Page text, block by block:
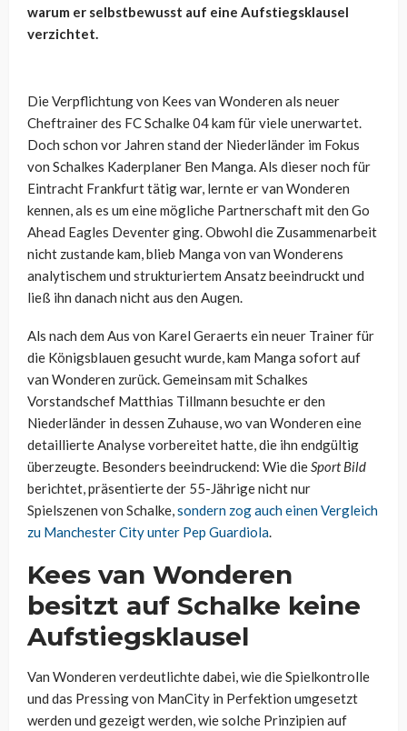
warum er selbstbewusst auf eine Aufstiegsklausel
verzichtet.
Die Verpflichtung von Kees van Wonderen als neuer
Cheftrainer des FC Schalke 04 kam für viele unerwartet.
Doch schon vor Jahren stand der Niederländer im Fokus
von Schalkes Kaderplaner Ben Manga. Als dieser noch für
Eintracht Frankfurt tätig war, lernte er van Wonderen
kennen, als es um eine mögliche Partnerschaft mit den Go
Ahead Eagles Deventer ging. Obwohl die Zusammenarbeit
nicht zustande kam, blieb Manga von van Wonderens
analytischem und strukturiertem Ansatz beeindruckt und
ließ ihn danach nicht aus den Augen.
Als nach dem Aus von Karel Geraerts ein neuer Trainer für
die Königsblauen gesucht wurde, kam Manga sofort auf
van Wonderen zurück. Gemeinsam mit Schalkes
Vorstandschef Matthias Tillmann besuchte er den
Niederländer in dessen Zuhause, wo van Wonderen eine
detaillierte Analyse vorbereitet hatte, die ihn endgültig
überzeugte. Besonders beeindruckend: Wie dieSport Bild
berichtet, präsentierte der 55-Jährige nicht nur
Spielszenen von Schalke,sondern zog auch einen Vergleich
zu Manchester City unter Pep Guardiola.
Kees van Wonderen
besitzt auf Schalke keine
Aufstiegsklausel
Van Wonderen verdeutlichte dabei, wie die Spielkontrolle
und das Pressing von ManCity in Perfektion umgesetzt
werden und gezeigt werden, wie solche Prinzipien auf